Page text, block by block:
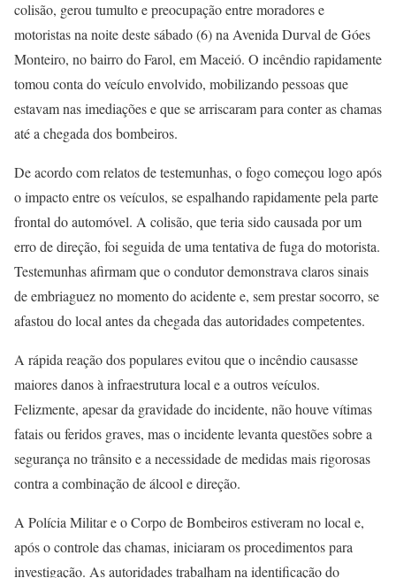
colisão, gerou tumulto e preocupação entre moradores e
motoristas na noite deste sábado (6) na Avenida Durval de Góes
Monteiro, no bairro do Farol, em Maceió. O incêndio rapidamente
tomou conta do veículo envolvido, mobilizando pessoas que
estavam nas imediações e que se arriscaram para conter as chamas
até a chegada dos bombeiros.
De acordo com relatos de testemunhas, o fogo começou logo após
o impacto entre os veículos, se espalhando rapidamente pela parte
frontal do automóvel. A colisão, que teria sido causada por um
erro de direção, foi seguida de uma tentativa de fuga do motorista.
Testemunhas afirmam que o condutor demonstrava claros sinais
de embriaguez no momento do acidente e, sem prestar socorro, se
afastou do local antes da chegada das autoridades competentes.
A rápida reação dos populares evitou que o incêndio causasse
maiores danos à infraestrutura local e a outros veículos.
Felizmente, apesar da gravidade do incidente, não houve vítimas
fatais ou feridos graves, mas o incidente levanta questões sobre a
segurança no trânsito e a necessidade de medidas mais rigorosas
contra a combinação de álcool e direção.
A Polícia Militar e o Corpo de Bombeiros estiveram no local e,
após o controle das chamas, iniciaram os procedimentos para
investigação. As autoridades trabalham na identificação do